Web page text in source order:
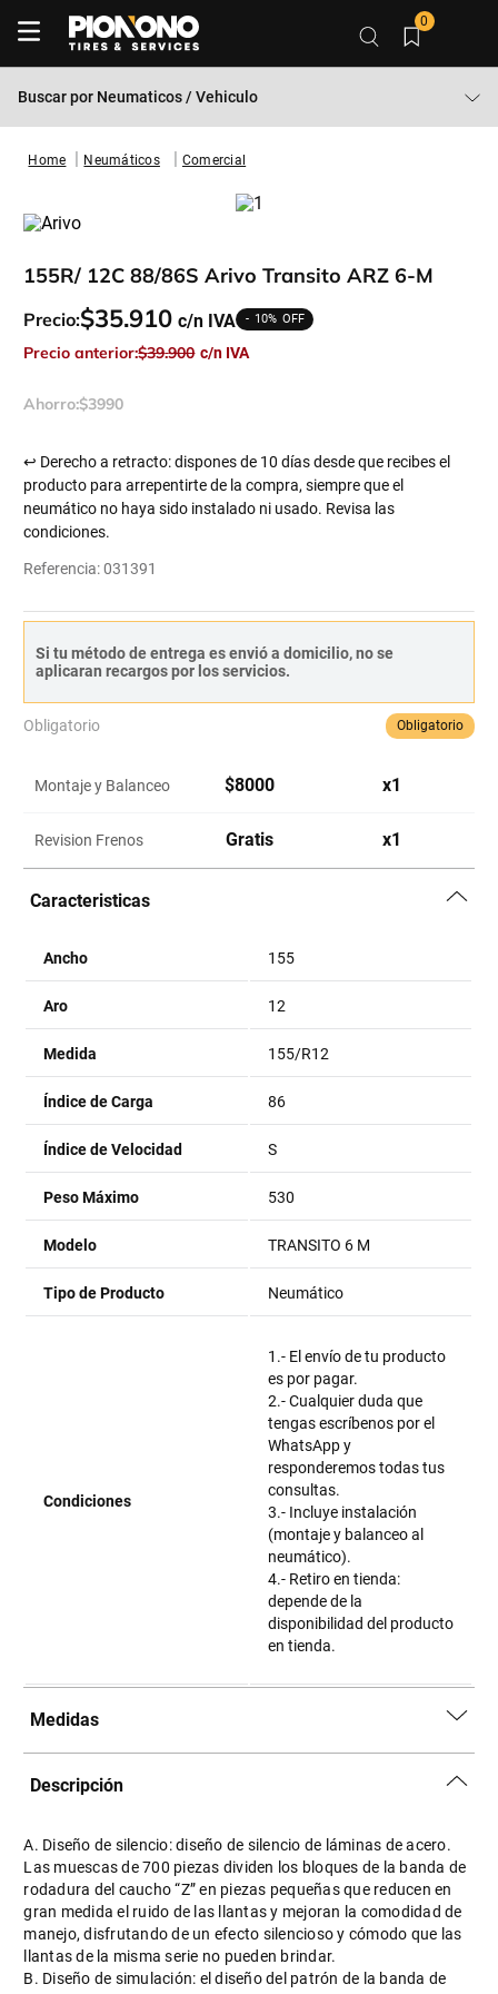
0
Buscar por Neumaticos / Vehiculo
Neumáticos Comercial
155R/ 12C 88/86S Arivo Transito ARZ 6-M
Precio:$35.910 10%
Precio anterior:$39.900
Ahorro:$3990
↩ Derecho a retracto: dispones de 10 días desde que recibes el
producto para arrepentirte de la compra, siempre que el
neumático no haya sido instalado ni usado. Revisa las
condiciones.
Referencia:031391
Si tu método de entrega es envió a domicilio, no se
aplicaran recargos por los servicios.
Obligatorio Obligatorio
Montaje y Balanceo $8000 x1
Revision Frenos Gratis x1
Caracteristicas
Ancho 155
Aro 12
Medida 155/R12
Índice de Carga 86
Índice de Velocidad S
Peso Máximo 530
Modelo TRANSITO 6 M
Tipo de Producto Neumático
Condiciones
1.- El envío de tu producto
es por pagar.
2.- Cualquier duda que
tengas escríbenos por el
WhatsApp y
responderemos todas tus
consultas.
3.- Incluye instalación
(montaje y balanceo al
neumático).
4.- Retiro en tienda:
depende de la
disponibilidad del producto
en tienda.
Medidas
Descripción
A. Diseño de silencio: diseño de silencio de láminas de acero.
Las muescas de 700 piezas dividen los bloques de la banda de
rodadura del caucho “Z” en piezas pequeñas que reducen en
gran medida el ruido de las llantas y mejoran la comodidad de
manejo, disfrutando de un efecto silencioso y cómodo que las
llantas de la misma serie no pueden brindar.
B. Diseño de simulación: el diseño del patrón de la banda de